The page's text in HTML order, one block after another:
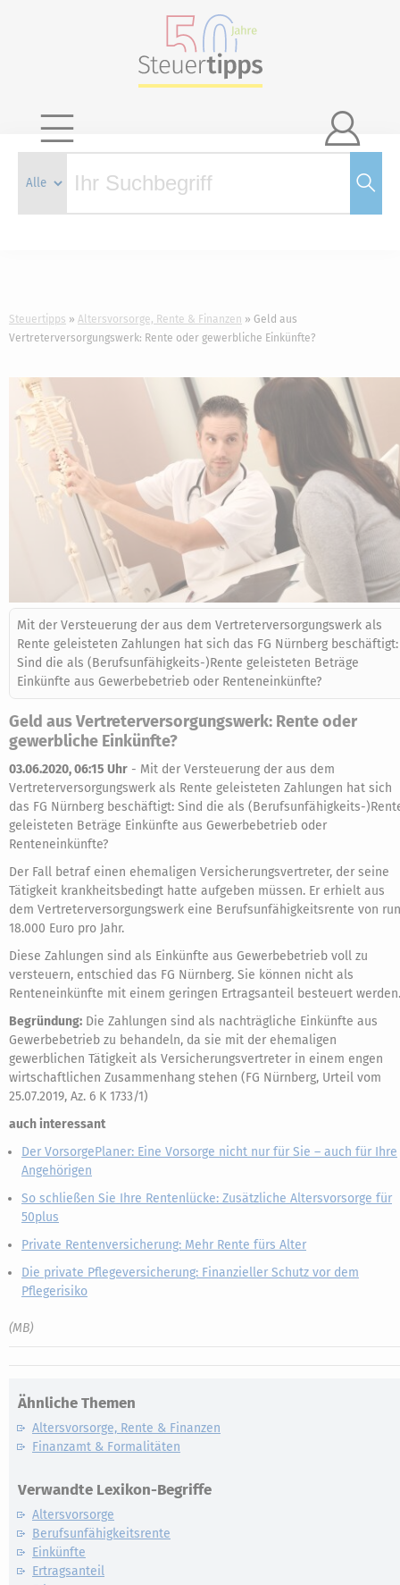

Steuertipps Altersvorsorge, Rente & Finanzen
Geld aus
Vertreterversorgungswerk: Rente oder gewerbliche Einkünfte?
Mit der Versteuerung der aus dem Vertreterversorgungswerk als
Rente geleisteten Zahlungen hat sich das FG Nürnberg beschäftigt:
Sind die als (Berufsunfähigkeits-)Rente geleisteten Beträge
Einkünfte aus Gewerbebetrieb oder Renteneinkünfte?
Geld aus Vertreterversorgungswerk: Rente oder
gewerbliche Einkünfte?
03.06.2020, 06:15 Uhr - Mit der Versteuerung der aus dem
Vertreterversorgungswerk als Rente geleisteten Zahlungen hat sich
das FG Nürnberg beschäftigt: Sind die als (Berufsunfähigkeits-
geleisteten Beträge Einkünfte aus Gewerbebetrieb oder
Renteneinkünfte?
Der Fall betraf einen ehemaligen Versicherungsvertreter, der seine
Tätigkeit krankheitsbedingt hatte aufgeben müssen. Er erhielt aus
dem Vertreterversorgungswerk eine Berufsunfähigkeitsrente von
18.000 Euro pro Jahr.
Diese Zahlungen sind als Einkünfte aus Gewerbebetrieb voll zu
versteuern, entschied das FG Nürnberg. Sie können nicht als
Renteneinkünfte mit einem geringen Ertragsanteil besteuert werden.
Begründung: Die Zahlungen sind als nachträgliche Einkünfte aus
Gewerbebetrieb zu behandeln, da sie mit der ehemaligen
gewerblichen Tätigkeit als Versicherungsvertreter in einem engen
wirtschaftlichen Zusammenhang stehen (FG Nürnberg, Urteil vom
25.07.2019, Az. 6 K 1733/1)
auch interessant
Der VorsorgePlaner: Eine Vorsorge nicht nur für Sie – auch für Ihre
Angehörigen
So schließen Sie Ihre Rentenlücke: Zusätzliche Altersvorsorge für
50plus
Private Rentenversicherung: Mehr Rente fürs Alter
Die private Pflegeversicherung: Finanzieller Schutz vor dem
Pflegerisiko
(MB)
Ähnliche Themen
Altersvorsorge, Rente & Finanzen
Finanzamt & Formalitäten
Verwandte Lexikon-Begriffe
Altersvorsorge
Berufsunfähigkeitsrente
Einkünfte
Ertragsanteil